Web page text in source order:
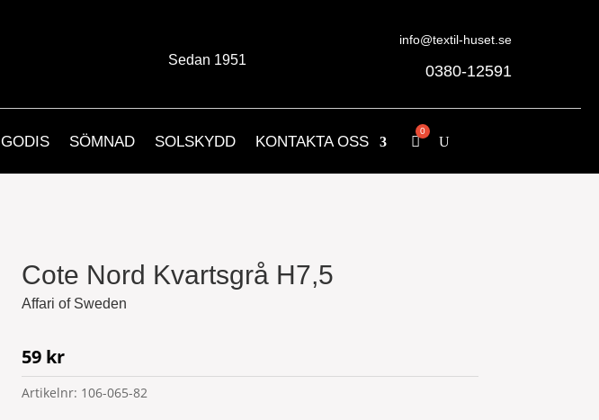
Sedan 1951
info@textil-huset.se
0380-12591
GODIS SÖMNAD SOLSKYDD KONTAKTA OSS
Cote Nord Kvartsgrå H7,5
Affari of Sweden
59 kr
Artikelnr: 106-065-82